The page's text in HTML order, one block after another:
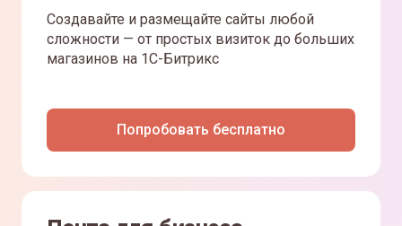
Создавайте и размещайте сайты любой
сложности — от простых визиток до больших
магазинов на 1С-Битрикс
Попробовать бесплатно